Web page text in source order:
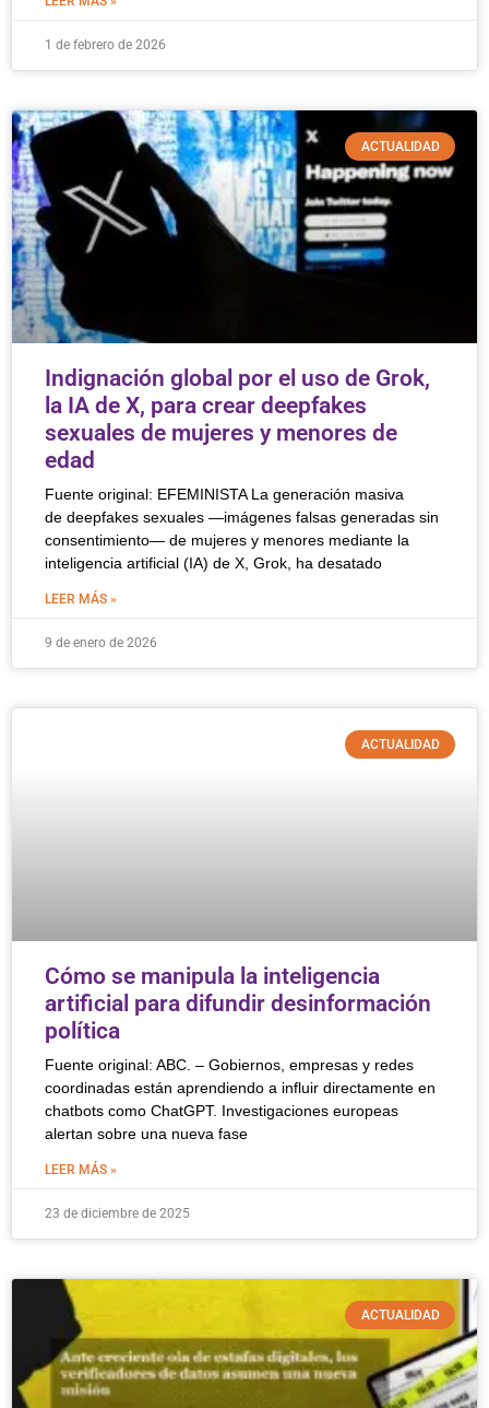
1 de febrero de 2026
ACTUALIDAD
Indignación global por el uso de Grok,
la IA de X, para crear deepfakes
sexuales de mujeres y menores de
edad
Fuente original: EFEMINISTA La generación masiva
de deepfakes sexuales —imágenes falsas generadas sin
consentimiento— de mujeres y menores mediante la
inteligencia artificial (IA) de X, Grok, ha desatado
LEER MÁS »
9 de enero de 2026
ACTUALIDAD
Cómo se manipula la inteligencia
artificial para difundir desinformación
política
Fuente original: ABC. – Gobiernos, empresas y redes
coordinadas están aprendiendo a influir directamente en
chatbots como ChatGPT. Investigaciones europeas
alertan sobre una nueva fase
LEER MÁS »
23 de diciembre de 2025
ACTUALIDAD